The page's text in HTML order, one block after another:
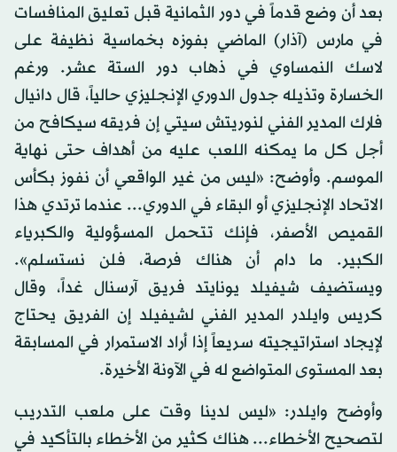
بعد أن وضع قدماً في دور الثمانية قبل تعليق المنافسات
في مارس (آذار) الماضي بفوزه بخماسية نظيفة على
لاسك النمساوي في ذهاب دور الستة عشر. ورغم
الخسارة وتذيله جدول الدوري الإنجليزي حالياً، قال دانيال
فارك المدير الفني لنوريتش سيتي إن فريقه سيكافح من
أجل كل ما يمكنه اللعب عليه من أهداف حتى نهاية
الموسم. وأوضح: «ليس من غير الواقعي أن نفوز بكأس
الاتحاد الإنجليزي أو البقاء في الدوري... عندما ترتدي هذا
القميص الأصفر، فإنك تتحمل المسؤولية والكبرياء
الكبير. ما دام أن هناك فرصة، فلن نستسلم».
ويستضيف شيفيلد يونايتد فريق آرسنال غداً، وقال
كريس وايلدر المدير الفني لشيفيلد إن الفريق يحتاج
لإيجاد استراتيجيته سريعاً إذا أراد الاستمرار في المسابقة
بعد المستوى المتواضع له في الآونة الأخيرة.
وأوضح وايلدر: «ليس لدينا وقت على ملعب التدريب
لتصحيح الأخطاء... هناك كثير من الأخطاء بالتأكيد في